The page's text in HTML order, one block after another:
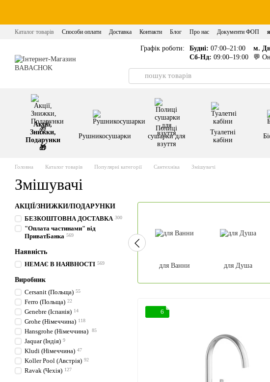
Каталог товарів Способи оплати Доставка Контакти Блог Про нас Документи ФОП
Графік роботи: Будні: 07:00–21:00
Сб-Нд: 09:00–19:00
м.
💬
Акції,
Знижки,
Подарунки
🎁
Рушникосушарки
Полиці
сушарки для
взуття
Туалетні
кабіни
Головна Каталог товарів Популярні категорії Сантехніка Змішувачі
Змішувачі
для Ванни для Душа
6
АКЦІЇ/ЗНИЖКИ/ПОДАРУНКИ
БЕЗКОШТОВНА ДОСТАВКА 300
"Оплата частинами" від
ПриватБанка 569
Наявність
НЕМАЄ В НАЯВНОСТІ 569
Виробник
Cersanit (Польща) 55
Ferro (Польща) 22
Genebre (Іспанія) 14
Grohe (Німеччина) 118
Hansgrohe (Німеччина) 85
Jaquar (Індія) 9
Kludi (Німеччина) 47
Koller Pool (Австрія) 92
Ravak (Чехія) 127